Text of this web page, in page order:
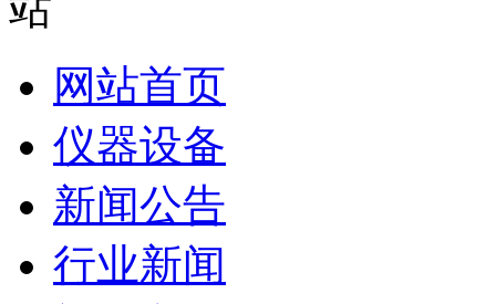
网站首页
仪器设备
新闻公告
行业新闻